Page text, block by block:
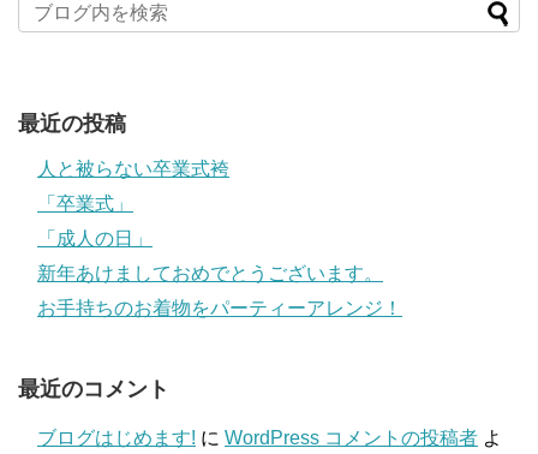
最近の投稿
人と被らない卒業式袴
「卒業式」
「成人の日」
新年あけましておめでとうございます。
お手持ちのお着物をパーティーアレンジ！
最近のコメント
ブログはじめます! に WordPress コメントの投稿者 よ